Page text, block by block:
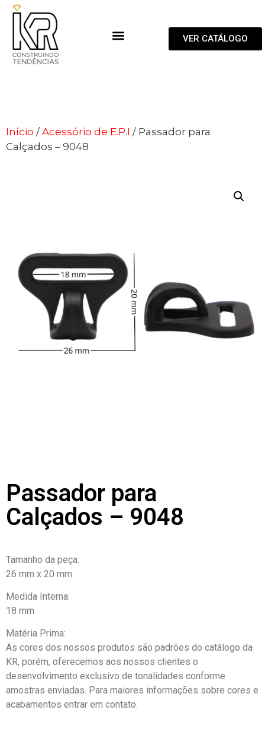
VER CATÁLOGO
Início /Acessório de E.P.I / Passador para
Calçados – 9048
Passador para
Calçados – 9048
Tamanho da peça:
26 mm x 20 mm
Medida Interna:
18 mm
Matéria Prima:
As cores dos nossos produtos são padrões do catálogo da
KR, porém, oferecemos aos nossos clientes o
desenvolvimento exclusivo de tonalidades conforme
amostras enviadas. Para maiores informações sobre cores e
acabamentos entrar em contato.